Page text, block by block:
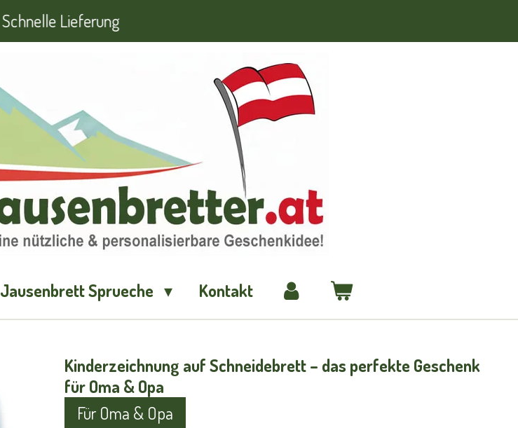
Schnelle Lieferung
Jausenbrett Sprueche Kontakt
Kinderzeichnung auf Schneidebrett – das perfekte Geschenk
für Oma & Opa
Für Oma & Opa